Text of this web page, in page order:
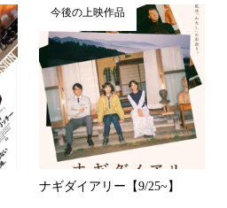
今後の上映作品
ナギダイアリー【9/25~】